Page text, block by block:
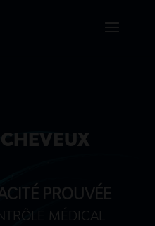
PROUVÉE
MÉDICAL